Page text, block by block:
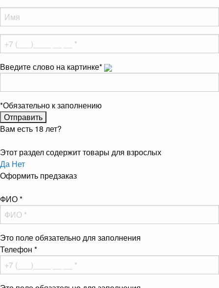
Введите слово на картинке*
*Обязательно к заполнению
Вам есть 18 лет?
Этот раздел содержит товары для взрослых
Да Нет
Оформить предзаказ
ФИО*
Это поле обязательно для заполнения
Телефон *